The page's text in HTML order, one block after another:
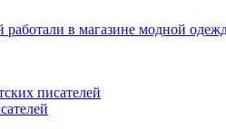
работали в магазине модной
писателей